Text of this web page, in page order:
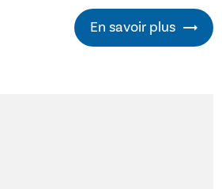
En savoir plus